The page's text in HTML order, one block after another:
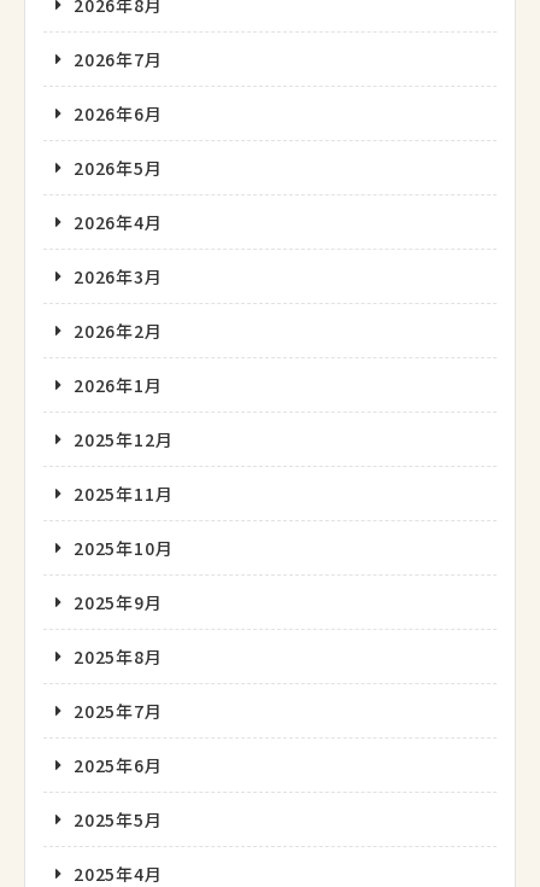
2026年7月
2026年6月
2026年5月
2026年4月
2026年3月
2026年2月
2026年1月
2025年12月
2025年11月
2025年10月
2025年9月
2025年8月
2025年7月
2025年6月
2025年5月
2025年4月